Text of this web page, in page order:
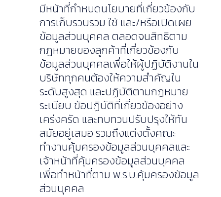
มีหน้าที่กำหนดนโยบายที่เกี่ยวข้องกับ
การเก็บรวบรวม ใช้ และ/หรือเปิดเผย
ข้อมูลส่วนบุคคล ตลอดจนสิทธิตาม
กฎหมายของลูกค้าที่เกี่ยวข้องกับ
ข้อมูลส่วนบุคคลเพื่อให้ผู้ปฏิบัติงานใน
บริษัททุกคนต้องให้ความสำคัญใน
ระดับสูงสุด และปฏิบัติตามกฎหมาย
ระเบียบ ข้อปฏิบัติที่เกี่ยวข้องอย่าง
เคร่งครัด และทบทวนปรับปรุงให้ทัน
สมัยอยู่เสมอ รวมถึงแต่งตั้งคณะ
ทำงานคุ้มครองข้อมูลส่วนบุคคลและ
เจ้าหน้าที่คุ้มครองข้อมูลส่วนบุคคล
เพื่อทำหน้าที่ตาม พ.ร.บ.คุ้มครองข้อมูล
ส่วนบุคคล